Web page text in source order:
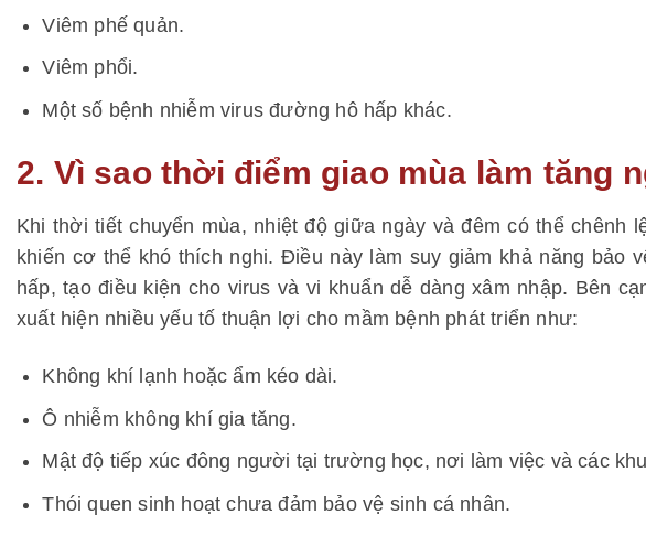
Viêm phế quản.
Viêm phổi.
Một số bệnh nhiễm virus đường hô hấp khác.
2. Vì sao thời điểm giao mùa làm tăng
Khi thời tiết chuyển mùa, nhiệt độ giữa ngày và đêm có thể chênh
khiến cơ thể khó thích nghi. Điều này làm suy giảm khả năng bảo
hấp, tạo điều kiện cho virus và vi khuẩn dễ dàng xâm nhập. Bên
xuất hiện nhiều yếu tố thuận lợi cho mầm bệnh phát triển như:
Không khí lạnh hoặc ẩm kéo dài.
Ô nhiễm không khí gia tăng.
Mật độ tiếp xúc đông người tại trường học, nơi làm việc và các
Thói quen sinh hoạt chưa đảm bảo vệ sinh cá nhân.